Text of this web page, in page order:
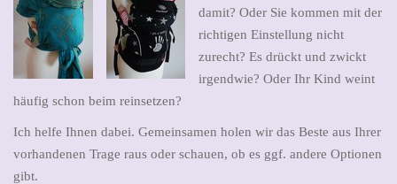
a
i
o
damit? Oder Sie kommen mit der
richtigen Einstellung nicht
zurecht? Es drückt und zwickt
irgendwie? Oder Ihr Kind weint
häufig schon beim reinsetzen?
Ich helfe Ihnen dabei. Gemeinsamen holen wir das Beste aus Ihrer
vorhandenen Trage raus oder schauen, ob es ggf. andere Optionen
gibt.